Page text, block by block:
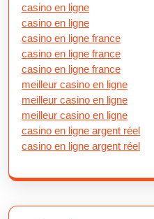
casino en ligne
casino en ligne
casino en ligne france
casino en ligne france
casino en ligne france
meilleur casino en ligne
meilleur casino en ligne
meilleur casino en ligne
casino en ligne argent réel
casino en ligne argent réel